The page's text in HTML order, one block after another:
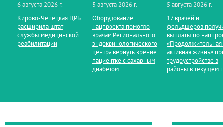
6 августа 2026 г.
Кирово‑Чепецкая ЦРБ
расширила штат
службы медицинской
реабилитации
5 августа 2026 г.
Оборудование
нацпроекта помогло
врачам Регионального
эндокринологического
центра вернуть зрение
пациентке с сахарным
диабетом
5 августа 2026 г.
17 врачей и
фельдшеров
выплаты по
«Продолжительная
активная жизнь»
трудоустройстве в
районы в текущем